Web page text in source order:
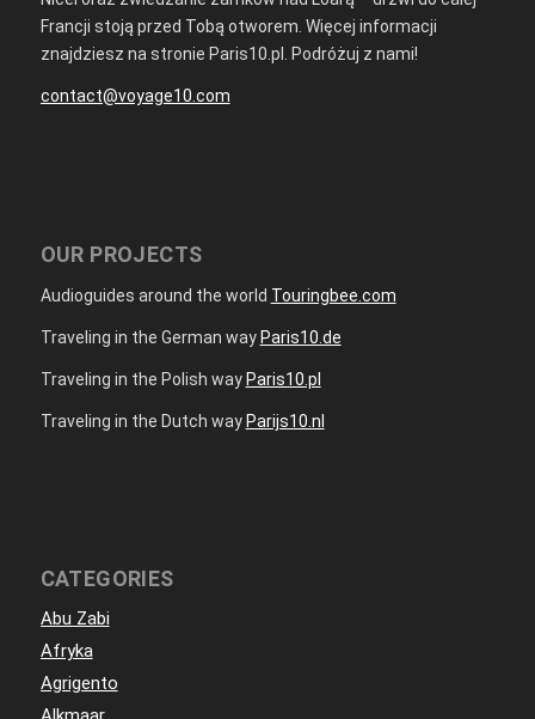
Francji stoją przed Tobą otworem. Więcej informacji
znajdziesz na stronie Paris10.pl. Podróżuj z nami!
contact@voyage10.com
OUR PROJECTS
Audioguides around the world Touringbee.com
Traveling in the German way Paris10.de
Traveling in the Polish way Paris10.pl
Traveling in the Dutch way Parijs10.nl
CATEGORIES
Abu Zabi
Afryka
Agrigento